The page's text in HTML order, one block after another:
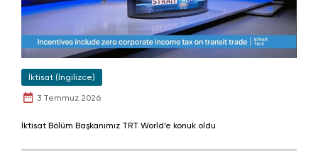
İktisat (İngilizce)
3 Temmuz 2026
İktisat Bölüm Başkanımız TRT World’e konuk oldu